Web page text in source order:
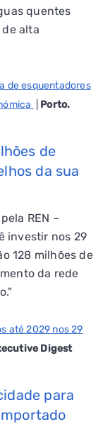
quentes
alta
de esquentadores
Porto.
de
da sua
REN –
investir nos 29
128 milhões de
da rede
até 2029 nos 29
Digest
para